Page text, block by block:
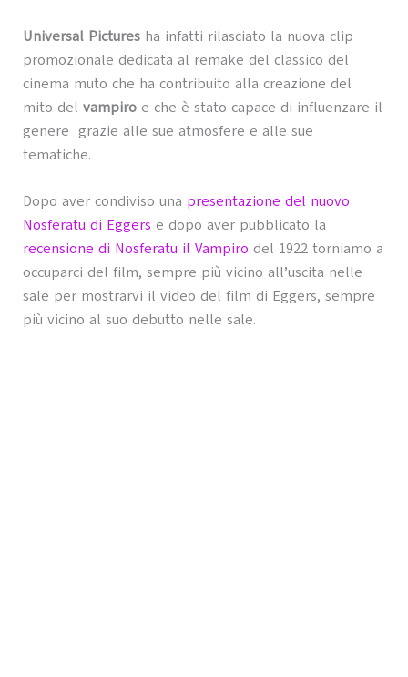
Universal Picturesha infatti rilasciato la nuova clip
promozionale dedicata al remake del classico del
cinema muto che ha contribuito alla creazione del
mito del vampiroe che è stato capace di influenzare il
genere grazie alle sue atmosfere e alle sue
tematiche.
Dopo aver condiviso una presentazione del nuovo
Nosferatu di Eggers e dopo aver pubblicato la
recensione di Nosferatu il Vampiro del 1922 torniamo a
occuparci del film, sempre più vicino all’uscita nelle
sale per mostrarvi il video del film di Eggers, sempre
più vicino al suo debutto nelle sale.